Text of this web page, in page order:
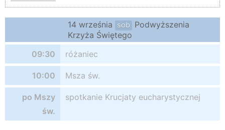
14 września sob
Podwyższenia
Krzyża Świętego
09:30
różaniec
10:00 Msza św.
po Mszy
św.
spotkanie Krucjaty eucharystycznej